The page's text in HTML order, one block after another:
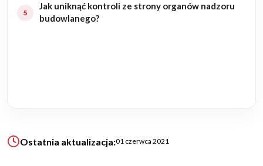
Budynki biurowe
Ogrody
Jak uniknąć kontroli ze strony organów nadzoru
budowlanego?
Ostatnia aktualizacja:01 czerwca 2021